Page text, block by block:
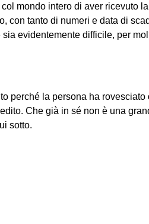
mondo intero di aver ricevuto
con tanto di numeri e data di
evidentemente difficile, per
perché la persona ha rovesciato
Che già in sé non è una
sotto.